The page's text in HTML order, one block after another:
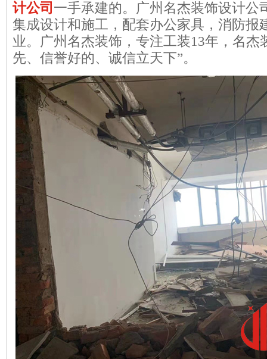
计公司 一手承建的。广州名杰装饰设计公
集成设计和施工，配套办公家具，消防报
业。广州名杰装饰，专注工装13年，名杰
先、信誉好的、诚信立天下”。